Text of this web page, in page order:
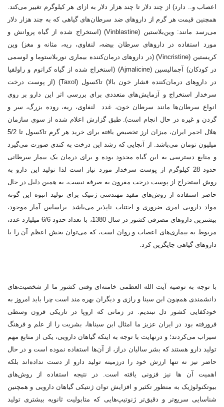
اعصاب و.. دارد) از چند دلار تا چند هزار دلار به ازای هر کیلوگرم تغییر می‌کند.
همچنین قیمت هر گرم از داروهای ضد سرطان‌های گیاهی که به چند هزار دلار
می‌رسد مانند: وین‌بلاستین (Vinblastine) (استخراج شده از گیاه پروانش و
مورد استفاده در داروهای سرطان بیضه، لنفاوی، ریه، مثانه و مغز) وین
کریستین (Vincristine) (در داروهای درمان‌کننده بیماری نوربلاستوما و لوسمی
در کودکان) آجمالیسین (Ajmalicine) (استخراج شده از گیاه کراتوم و راولفیا
در داروهای درمان‌کننده فشار خون بالا) تاکسول (Taxol) (از پوست درخت
سرخدار استخراج و آزمایش‌های متعددی برای بررسی اثر این دارو بر روی
انواع سرطان‌ها مانند سرطان خون، غدد لنفاوی، ریه، روده بزرگ، سر و
گردن و غیره در حال انجام است). طبق گزارش اعلام شده از سوی سازمان
هلال احمر ایران، میزان ارز تخصیص یافته برای خرید هر گرم تاکسول تا 5/2
میلیون تومان می‌باشد. از آنجایی که رشد این درخت به کندی صورت می‌گیرد
و منابع دسترسی به این گیاه محدود بوده و برای درمان یک بیمار سرطانی
حدود 28 کیلوگرم از پوست سرخدار مورد نیاز است لذا تولید این دارو به
روش استخراج از پوست درخت مقرون به صرفه نیست، به همین دلیل در حال
حاضر استفاده از روش‌های مفید مهندسی ژنتیک برای تولید انبوه این گونه
مواد دارویی امری ضروری و اجتناب ناپذیر می‌باشد. براساس آمار موجود،
بیشترین داروهای مصرفی کشور در سال 1380، با تعداد حدود 6/6 میلیارد عدد،
مربوط به بیماری‌های اعصاب و روان است، که می‌توان بخش اعظم آن را با
داروهای گیاهی جایگزین کرد.
با توجه به توصیه آیت الله العظمی خامنه‌ای وقتی کشور ما از شخصیت‌های
دانشمندی همچون ابن سینا و رازی و دیگران بهره مند است چرا باید امروز به
خودکفایی کشور دل نبندیم. در زمانی که اروپا در تاریکی قرون وسطی
فرورفته بود در ایران عزیز ما امثال ابن سیناها، بشریت را از علم و فرهنگ
سیراب می‌کردند؛ و درنهایت با توجه به اینکه گیاهان دارویی، یکی از منابع مهم
تولید دارو هستند که بشر سالیان دراز، از آن‌ها استفاده نموده است و در حال
حاضر نیز نه تنها ارزش خود را درزمینه تولید دارو از دست نداده‌اند بلکه
اهمیت آن ها نیز فزونی یافته است. در نتیجه استفاده از روش‌های
بیوتکنولوژیک به منظور تکثیر و افزایش توان ژنتیکی گیاهان دارویی و همچنین
شناسایی سریع‌تر و دقیق‌تر ژنوتیپ‌هایی که متابولیت ثانویه بیشتری تولید